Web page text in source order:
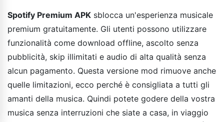
Spotify Premium APK sblocca un'esperienza musicale
premium gratuitamente. Gli utenti possono utilizzare
funzionalità come download offline, ascolto senza
pubblicità, skip illimitati e audio di alta qualità senza
alcun pagamento. Questa versione mod rimuove anche
quelle limitazioni, ecco perché è consigliata a tutti gli
amanti della musica. Quindi potete godere della vostra
musica senza interruzioni che siate a casa, in viaggio